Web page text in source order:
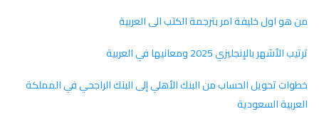
من هو اول خليفة امر بترجمة الكتب الى العربية
ترتيب الأشهر بالإنجليزي 2025 ومعانيها في العربية
خطوات تحويل الحساب من البنك الأهلي إلى البنك الراجحي في المملكة
العربية السعودية